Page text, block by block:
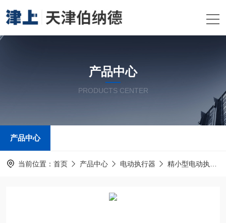
产品中心
PRODUCTS CENTER
产品中心
当前位置： 首页 产品中心 电动执行器 精小型电动执行机构